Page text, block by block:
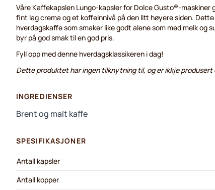
Våre Kaffekapslen Lungo-kapsler for Dolce Gusto®-maskiner
fint lag crema og et koffeinnivå på den litt høyere siden.
hverdagskaffe som smaker like godt alene som med melk og
byr på god smak til en god pris.
Fyll opp med denne hverdagsklassikeren i dag!
Dette produktet har ingen tilknytning til, og er ikkje
INGREDIENSER
Brent og malt kaffe
SPESIFIKASJONER
Antall kapsler
Antall kopper